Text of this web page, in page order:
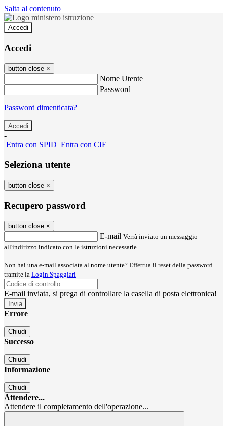
Salta al contenuto
Accedi
Accedi
button close ×
Nome Utente
Password
Password dimenticata?
-
Entra con SPID Entra con CIE
Seleziona utente
button close ×
Recupero password
button close ×
E-mail Verrà inviato un messaggio
all'indirizzo indicato con le istruzioni necessarie.
Non hai una e-mail associata al nome utente? Effettua il reset della password
tramite la Login Spaggiari
E-mail inviata, si prega di controllare la casella di posta elettronica!
Errore
Chiudi
Successo
Chiudi
Informazione
Chiudi
Attendere...
Attendere il completamento dell'operazione...